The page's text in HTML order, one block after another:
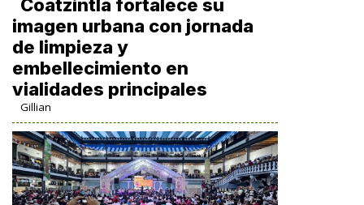
Coatzintla fortalece su
imagen urbana con jornada
de limpieza y
embellecimiento en
vialidades principales
Gillian